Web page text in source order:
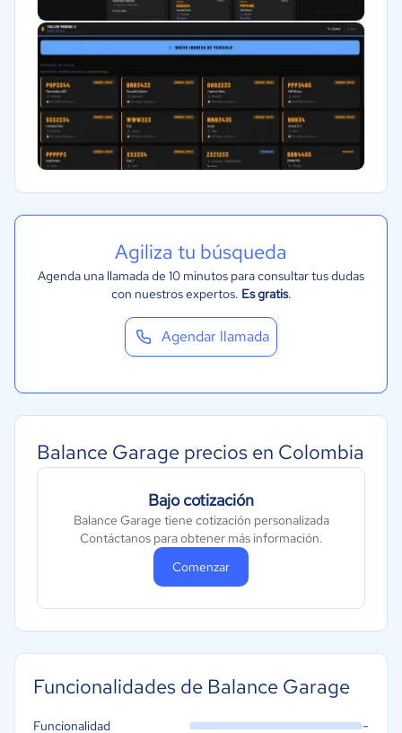
Agiliza tu búsqueda
Agenda una llamada de 10 minutos para consultar tus dudas
con nuestros expertos. Es gratis.
Agendar llamada
Balance Garage precios en Colombia
Bajo cotización
Balance Garage tiene cotización personalizada
Contáctanos para obtener más información.
Comenzar
Funcionalidades de Balance Garage
Funcionalidad -